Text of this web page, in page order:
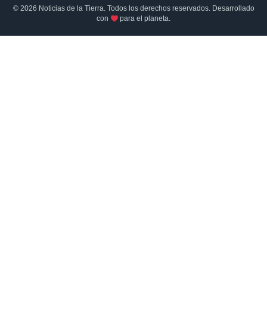
© 2026 Noticias de la Tierra. Todos los derechos reservados. Desarrollado
con
para el planeta.